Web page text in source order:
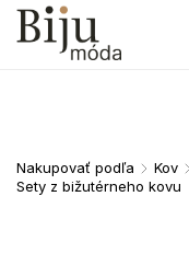
Nakupovať podľa / Kov /
Sety z bižutérneho kovu